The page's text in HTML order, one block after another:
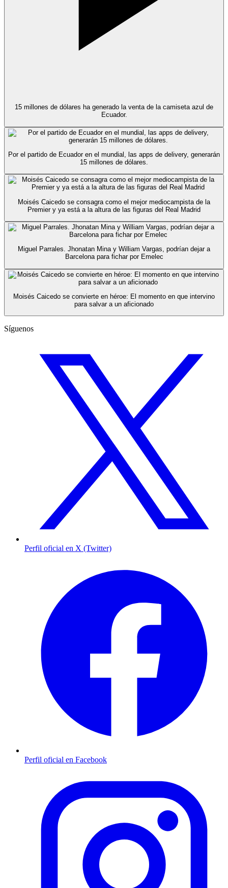
15 millones de dólares ha generado la venta de la camiseta azul de
Ecuador.
Por el partido de Ecuador en el mundial, las apps de delivery, generarán
15 millones de dólares.
Moisés Caicedo se consagra como el mejor mediocampista de la
Premier y ya está a la altura de las figuras del Real Madrid
Miguel Parrales. Jhonatan Mina y William Vargas, podrían dejar a
Barcelona para fichar por Emelec
Moisés Caicedo se convierte en héroe: El momento en que intervino
para salvar a un aficionado
Síguenos
Perfil oficial en X (Twitter)
Perfil oficial en Facebook